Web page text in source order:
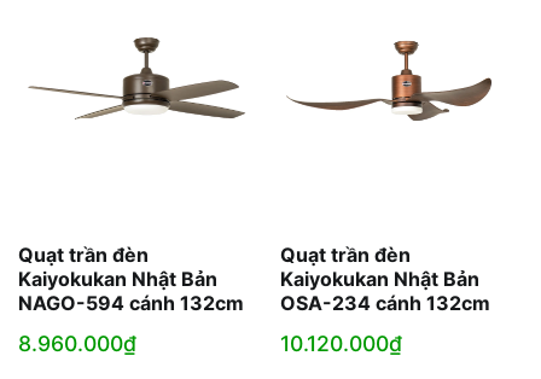
Quạt trần đèn
Kaiyokukan Nhật Bản
NAGO-594 cánh 132cm
8.960.000₫
Quạt trần đèn
Kaiyokukan Nhật Bản
OSA-234 cánh 132cm
10.120.000₫